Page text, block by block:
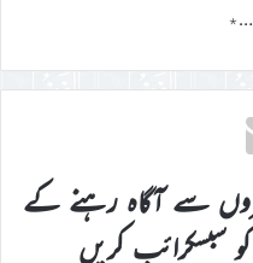
سے آگاہ رہنے کے
سبسکرائب کریں